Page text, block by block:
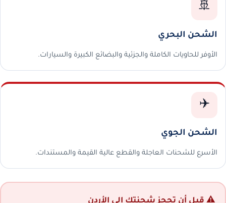
🚢
الشحن البحري
الأوفر للحاويات الكاملة والجزئية والبضائع الكبيرة والسيارات.
✈️
الشحن الجوي
الأسرع للشحنات العاجلة والقطع عالية القيمة والمستندات.
⚠️ قبل أن تحجز شحنتك إلى الأردن